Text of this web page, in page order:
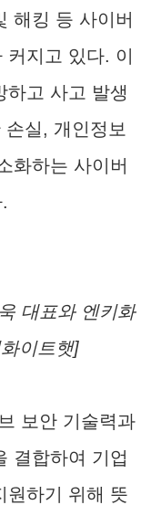
해킹 등 사이버
지고 있다. 이
하고 사고 발생
실, 개인정보
화하는 사이버
대표와 엔키화
이트햇]
보안 기술력과
결합하여 기업
원하기 위해 뜻